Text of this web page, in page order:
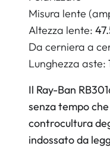
Misura lente
Altezza lente:
Da cerniera a
Lunghezza aste:
Il Ray-Ban
senza tempo
controcultura
indossato da